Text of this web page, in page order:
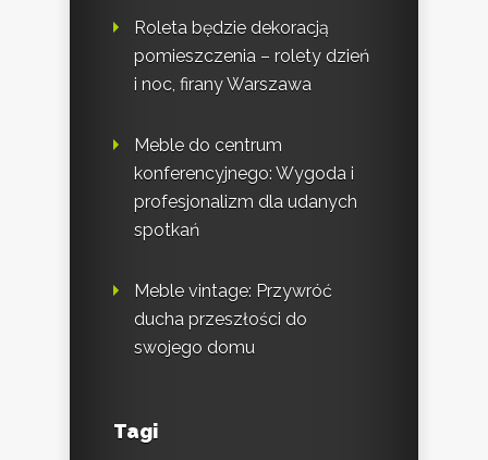
Roleta będzie dekoracją
pomieszczenia – rolety dzień
i noc, firany Warszawa
Meble do centrum
konferencyjnego: Wygoda i
profesjonalizm dla udanych
spotkań
Meble vintage: Przywróć
ducha przeszłości do
swojego domu
Tagi